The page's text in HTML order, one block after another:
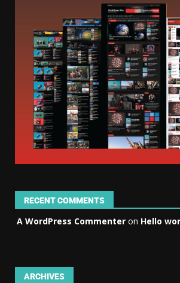
RECENT COMMENTS
A WordPress Commenter on Hello
ARCHIVES